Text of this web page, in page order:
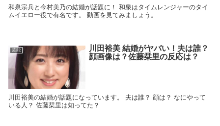
和泉宗兵と今村美乃の結婚が話題に！ 和泉はタイムレンジャーのタイ
ムイエロー役で有名です。 動画を見てみましょう。
芸能
川田裕美 結婚がヤバい！夫は誰？
顔画像は？佐藤栞里の反応は？
川田裕美の結婚が話題になっています。 夫は誰？ 顔は？ なにやって
いる人？ 佐藤栞里は知ってた？